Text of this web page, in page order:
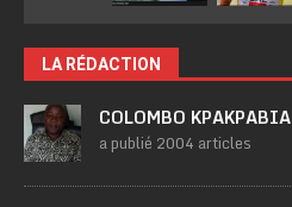
LA RÉDACTION
COLOMBO KPAKPABIA
a publié 2004 articles